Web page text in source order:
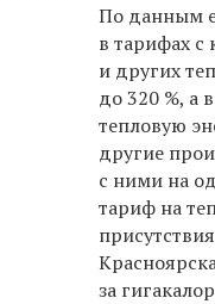
По данным
в тарифах с
и других
до 320 %, а
тепловую
другие
с ними на
тариф на
за